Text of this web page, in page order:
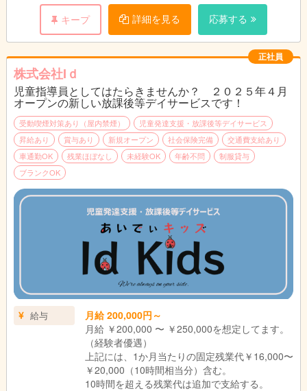
キープ
詳細を見る 応募する
正社員
株式会社Iｄ
児童指導員としてはたらきませんか？ ２０２５年４月
オープンの新しい放課後等デイサービスです！
受動喫煙対策あり（屋内禁煙）
児童発達支援・放課後等デイサービス
昇給あり
賞与あり 新規オープン 社会保険完備
交通費支給あり
車通勤OK
残業ほぼなし 未経験OK 年齢不問
制服貸与
ブランクOK
給与
月給 200,000円～
月給 ￥200,000 〜 ￥250,000を想定してます。
（経験者優遇）
上記には、1か月当たりの固定残業代￥16,000〜
￥20,000（10時間相当分）含む。
10時間を超える残業代は追加で支給する。